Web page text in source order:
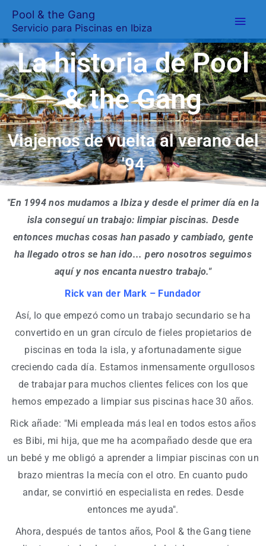
Pool & the Gang
Servicio para Piscinas en Ibiza
Nosotros
La historia de Pool
& the Gang
Viajemos de vuelta al verano del
'94
"En 1994 nos mudamos a Ibiza y desde el primer día en la
isla conseguí un trabajo: limpiar piscinas. Desde
entonces muchas cosas han pasado y cambiado, gente
ha llegado otros se han ido... pero nosotros seguimos
aquí y nos encanta nuestro trabajo."
Rick van der Mark – Fundador
Así, lo que empezó como un trabajo secundario se ha
convertido en un gran círculo de fieles propietarios de
piscinas en toda la isla, y afortunadamente sigue
creciendo cada día. Estamos inmensamente orgullosos
de trabajar para muchos clientes felices con los que
hemos empezado a limpiar sus piscinas hace 30 años.
Rick añade: "Mi empleada más leal en todos estos años
es Bibi, mi hija, que me ha acompañado desde que era
un bebé y me obligó a aprender a limpiar piscinas con un
brazo mientras la mecía con el otro. En cuanto pudo
andar, se convirtió en especialista en redes. Desde
entonces me ayuda".
Ahora, después de tantos años, Pool & the Gang tiene